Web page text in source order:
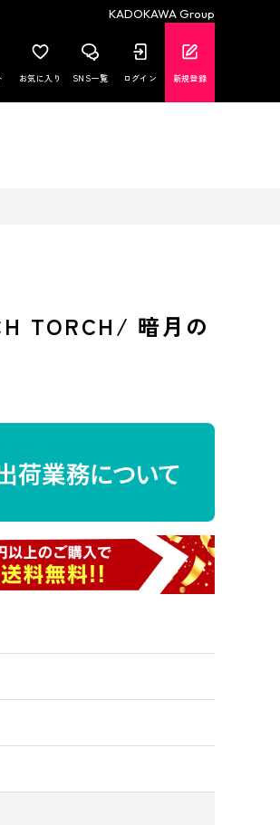
KADOKAWA Group
お気に入り SNS一覧 ログイン 新規登録
TORCH/ 暗月の